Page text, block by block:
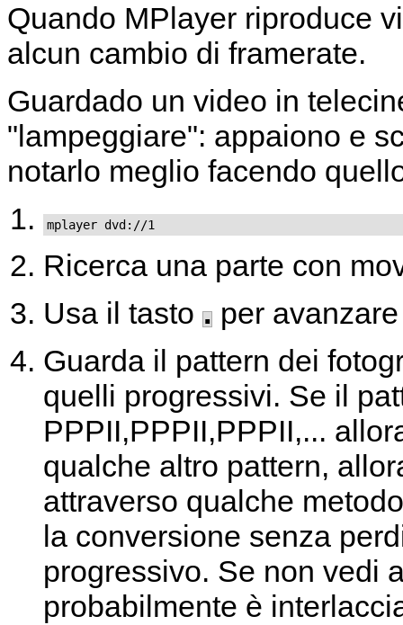
Quando MPlayer riproduce
alcun cambio di framerate.
Guardado un video in
"lampeggiare": appaiono e
notarlo meglio facendo
mplayer dvd://1
Ricerca una parte con
Usa il tasto . per
Guarda il pattern dei
quelli progressivi. Se il
PPPII,PPPII,PPPII,...
qualche altro pattern,
attraverso qualche
la conversione senza
progressivo. Se non vedi
probabilmente è